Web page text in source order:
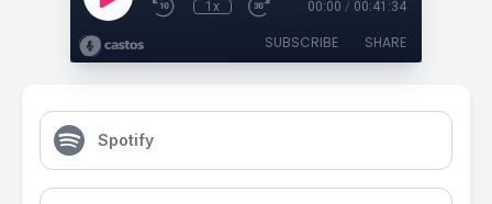
1x 00:00 / 00:41:34
SUBSCRIBE SHARE
Spotify